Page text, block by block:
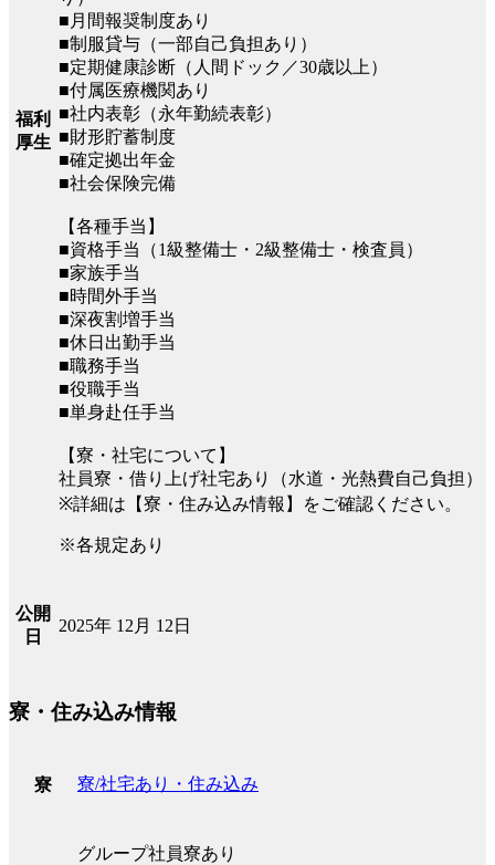
福利
厚生
■月間報奨制度あり
■制服貸与（一部自己負担あり）
■定期健康診断（人間ドック／30歳以上）
■付属医療機関あり
■社内表彰（永年勤続表彰）
■財形貯蓄制度
■確定拠出年金
■社会保険完備
【各種手当】
■資格手当（1級整備士・2級整備士・検査員）
■家族手当
■時間外手当
■深夜割増手当
■休日出勤手当
■職務手当
■役職手当
■単身赴任手当
【寮・社宅について】
社員寮・借り上げ社宅あり（水道・光熱費自己負担）
※詳細は【寮・住み込み情報】をご確認ください。
※各規定あり
公開
日
2025年 12月 12日
寮・住み込み情報
寮 寮/社宅あり・住み込み
グループ社員寮あり